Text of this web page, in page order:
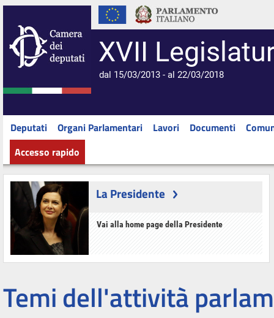
XVII
dal 15/03/2013 - al 22/03/2018
Deputati Organi Parlamentari Lavori Documenti
Accesso rapido
La Presidente
Vai alla home page della Presidente
Temi dell'attività